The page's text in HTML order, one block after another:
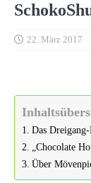
22. März 2017
Das
„Chocolate
Über